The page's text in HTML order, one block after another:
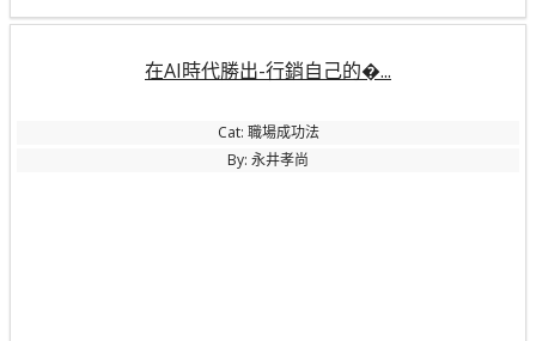
在AI時代勝出-行銷自己的�...
Cat: 職場成功法
By: 永井孝尚